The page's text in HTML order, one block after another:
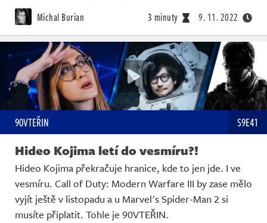
Michal Burian 3 minuty 9. 11. 2022
90VTEŘIN S9E41
Hideo Kojima letí do vesmíru?!
Hideo Kojima překračuje hranice, kde to jen jde. I ve
vesmíru. Call of Duty: Modern Warfare III by zase mělo
vyjít ještě v listopadu a u Marvel's Spider-Man 2 si
musíte připlatit. Tohle je 90VTEŘIN.